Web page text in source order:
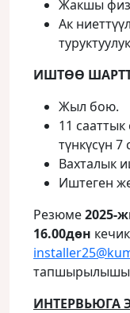
Жакшы
Ак
ИШТӨӨ
Жыл бою.
11
түнкүсүн 7
Вахталык
Иштеген
Резюме2025-
16.00дөн
тапшырылышы
ИНТЕРВЬЮГА